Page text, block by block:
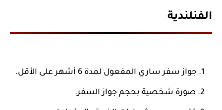
الفنلندية
جواز سفر ساري المفعول لمدة 6 أشهر على الأقل.
صورة شخصية بحجم جواز السفر.